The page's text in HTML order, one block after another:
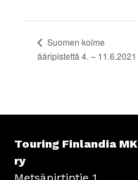
Suomen kolme
ääripistettä 4. – 11.6.2021
Touring Finlandia MK
ry